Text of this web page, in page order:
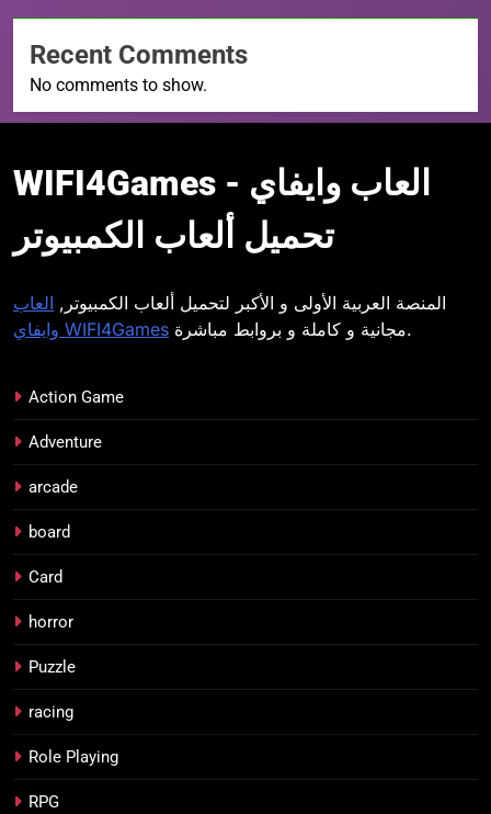
Recent Comments
No comments to show.
WIFI4Games العاب
وايفايWIFI4Games العاب وايفاي -
تحميل ألعاب الكمبيوتر
المنصة العربية الأولى و الأكبر لتحميل ألعاب الكمبيوتر, العاب
وايفاي WIFI4Games
مجانية و كاملة و بروابط مباشرة.
Action Game
Adventure
arcade
board
Card
horror
Puzzle
racing
Role Playing
RPG